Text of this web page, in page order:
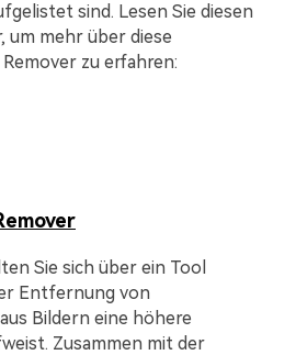
sind. Lesen Sie diesen
um mehr über diese
zu erfahren:
Sie sich über ein Tool
Entfernung von
Bildern eine höhere
Zusammen mit der